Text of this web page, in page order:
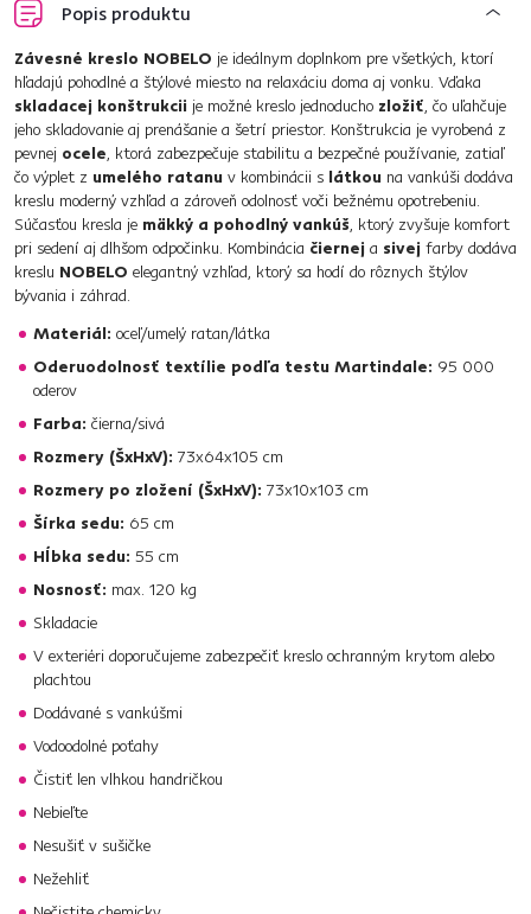
Popis produktu
Závesné kreslo NOBELO je ideálnym doplnkom pre všetkých, ktorí
hľadajú pohodlné a štýlové miesto na relaxáciu doma aj vonku. Vďaka
skladacej konštrukcii je možné kreslo jednoducho zložiť, čo uľahčuje
jeho skladovanie aj prenášanie a šetrí priestor. Konštrukcia je vyrobená z
pevnej ocele, ktorá zabezpečuje stabilitu a bezpečné používanie, zatiaľ
čo výplet z umelého ratanu v kombinácii s látkou na vankúši dodáva
kreslu moderný vzhľad a zároveň odolnosť voči bežnému opotrebeniu.
Súčasťou kresla je mäkký a pohodlný vankúš, ktorý zvyšuje komfort
pri sedení aj dlhšom odpočinku. Kombinácia čiernej a sivej farby dodáva
kreslu NOBELO elegantný vzhľad, ktorý sa hodí do rôznych štýlov
bývania i záhrad.
Materiál: oceľ/umelý ratan/látka
Oderuodolnosť textílie podľa testu Martindale: 95 000
oderov
Farba: čierna/sivá
Rozmery (ŠxHxV): 73x64x105 cm
Rozmery po zložení (ŠxHxV): 73x10x103 cm
Šírka sedu: 65 cm
Hĺbka sedu: 55 cm
Nosnosť: max. 120 kg
Skladacie
V exteriéri doporučujeme zabezpečiť kreslo ochranným krytom alebo
plachtou
Dodávané s vankúšmi
Vodoodolné poťahy
Čistiť len vlhkou handričkou
Nebieľte
Nesušiť v sušičke
Nežehliť